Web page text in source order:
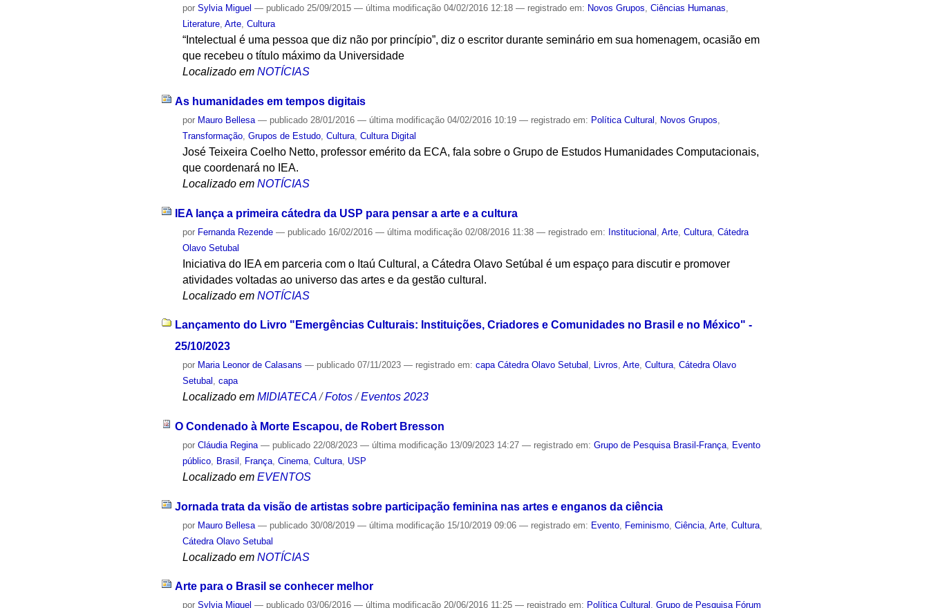
porSylvia Miguel — publicado 25/09/2015— última modificação 04/02/2016 12:18— registrado em: Novos Grupos,Ciências Humanas,
Literature,Arte,Cultura
“Intelectual é uma pessoa que diz não por princípio”, diz o escritor durante seminário em sua homenagem, ocasião em
que recebeu o título máximo da Universidade
Localizado em NOTÍCIAS
As humanidades em tempos digitais
por Mauro Bellesa — publicado 28/01/2016— última modificação 04/02/2016 10:19— registrado em: Política Cultural Novos Grupos
Transformação ,Grupos de Estudo ,Cultura ,Cultura Digital
José Teixeira Coelho Netto, professor emérito da ECA, fala sobre o Grupo de Estudos Humanidades Computacionais,
que coordenará no IEA.
Localizado em NOTÍCIAS
IEA lança a primeira cátedra da USP para pensar a arte e a cultura
por Fernanda Rezende — publicado 16/02/2016— última modificação 02/08/2016 11:38— registrado em: Institucional ,Arte ,Cultura ,Cátedra
Olavo Setubal
Iniciativa do IEA em parceria com o Itaú Cultural, a Cátedra Olavo Setúbal é um espaço para discutir e promover
atividades voltadas ao universo das artes e da gestão cultural.
Localizado em NOTÍCIAS
Lançamento do Livro "Emergências Culturais: Instituições, Criadores e Comunidades no Brasil e no México" -
25/10/2023
por Maria Leonor de Calasans — publicado 07/11/2023— registrado em:capa Cátedra Olavo Setubal , Livros,Arte,Cultura,Cátedra Olavo
Setubal ,capa
Localizado em MIDIATECA /Fotos /Eventos 2023
O Condenado à Morte Escapou, de Robert Bresson
porCláudia Regina — publicado 22/08/2023— última modificação 13/09/2023 14:27— registrado em:Grupo de Pesquisa Brasil-França
Evento
público
Brasil França ,Cinema ,Cultura USP
Localizado em EVENTOS
Jornada trata da visão de artistas sobre participação feminina nas artes e enganos da ciência
por Mauro Bellesa — publicado 30/08/2019— última modificação 15/10/2019 09:06— registrado em: Evento Feminismo ,Ciência ,Arte ,Cultura
Cátedra Olavo Setubal
Localizado em NOTÍCIAS
Arte para o Brasil se conhecer melhor
porSylvia Miguel — publicado 03/06/2016— última modificação 20/06/2016 11:25— registrado em: Política Cultural ,Grupo de Pesquisa Fórum